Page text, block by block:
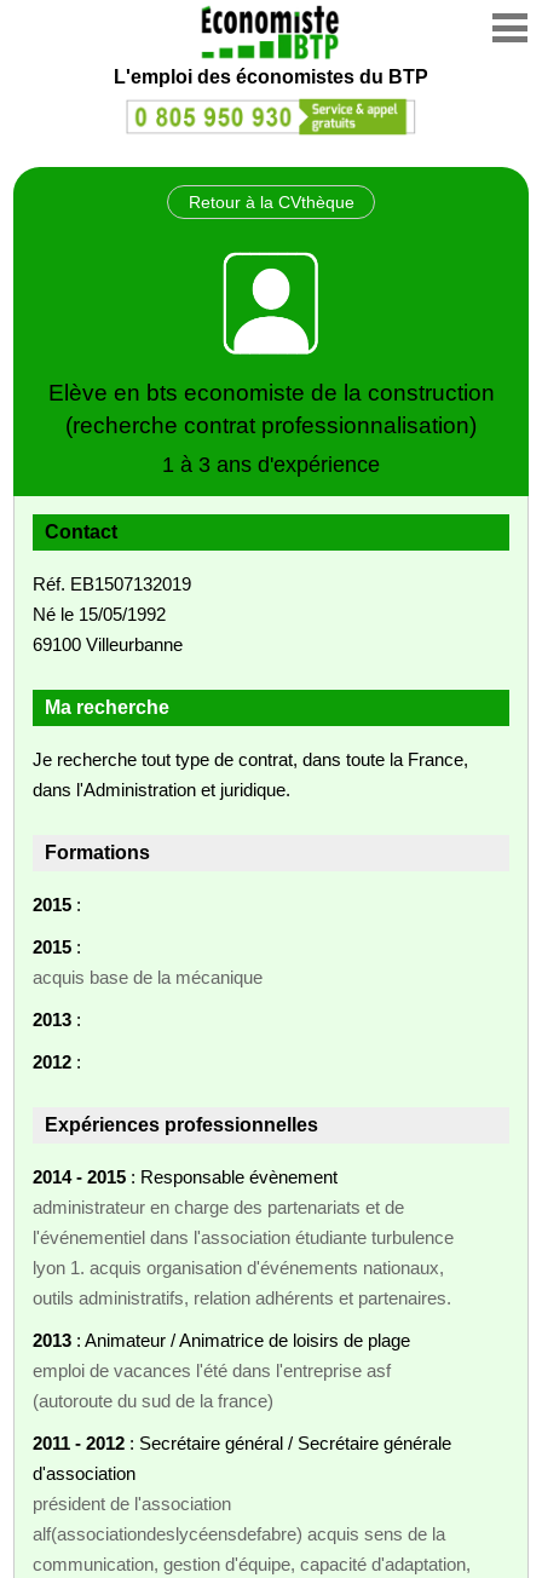
L'emploi des économistes du BTP
Retour à la CVthèque
Elève en bts economiste de la construction
(recherche contrat professionnalisation)
1 à 3 ans d'expérience
Contact
Réf. EB1507132019
Né le 15/05/1992
69100 Villeurbanne
Ma recherche
Je recherche tout type de contrat, dans toute la France,
dans l'Administration et juridique.
Formations
2015 :
2015 :
acquis base de la mécanique
2013 :
2012 :
Expériences professionnelles
2014 - 2015 : Responsable évènement
administrateur en charge des partenariats et de
l'événementiel dans l'association étudiante turbulence
lyon 1. acquis organisation d'événements nationaux,
outils administratifs, relation adhérents et partenaires.
2013 : Animateur / Animatrice de loisirs de plage
emploi de vacances l'été dans l'entreprise asf
(autoroute du sud de la france)
2011 - 2012 : Secrétaire général / Secrétaire générale
d'association
président de l'association
alf(associationdeslycéensdefabre) acquis sens de la
communication, gestion d'équipe, capacité d'adaptation,